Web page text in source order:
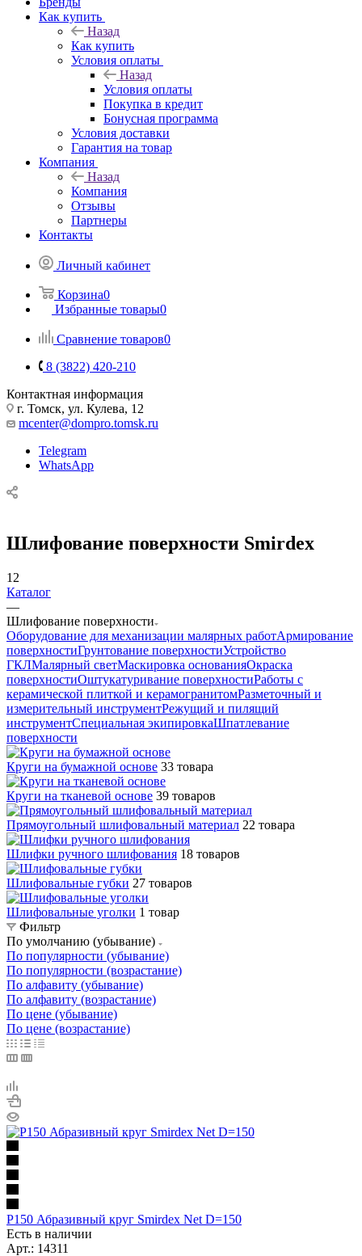
Как купить
Назад
Как купить
Условия оплаты
Назад
Условия оплаты
Покупка в кредит
Бонусная программа
Условия доставки
Гарантия на товар
Компания
Назад
Компания
Отзывы
Партнеры
Контакты
Личный кабинет
Корзина0
Избранные товары0
Сравнение товаров0
8 (3822) 420-210
Контактная информация
г. Томск, ул. Кулева, 12
mcenter@dompro.tomsk.ru
Telegram
WhatsApp
Шлифование поверхности Smirdex
12
Каталог
—
Шлифование поверхности
Оборудование для механизации малярных работАрмирование
поверхностиГрунтование поверхностиУстройство
ГКЛМалярный светМаскировка основанияОкраска
поверхностиОштукатуривание поверхностиРаботы с
керамической плиткой и керамогранитомРазметочный и
измерительный инструментРежущий и пилящий
инструментСпециальная экипировкаШпатлевание
поверхности
Круги на бумажной основе 33 товара
Круги на тканевой основе 39 товаров
Прямоугольный шлифовальный материал 22 товара
Шлифки ручного шлифования 18 товаров
Шлифовальные губки 27 товаров
Шлифовальные уголки 1 товар
Фильтр
По умолчанию (убывание)
По популярности (убывание)
По популярности (возрастание)
По алфавиту (убывание)
По алфавиту (возрастание)
По цене (убывание)
По цене (возрастание)
P150 Абразивный круг Smirdex Net D=150
Есть в наличии
Арт.: 14311